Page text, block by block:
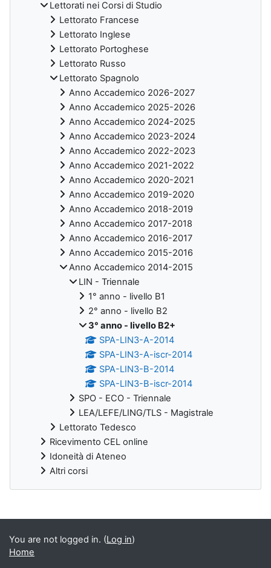
Lettorati nei Corsi di Studio
Lettorato Francese
Lettorato Inglese
Lettorato Portoghese
Lettorato Russo
Lettorato Spagnolo
Anno Accademico 2026-2027
Anno Accademico 2025-2026
Anno Accademico 2024-2025
Anno Accademico 2023-2024
Anno Accademico 2022-2023
Anno Accademico 2021-2022
Anno Accademico 2020-2021
Anno Accademico 2019-2020
Anno Accademico 2018-2019
Anno Accademico 2017-2018
Anno Accademico 2016-2017
Anno Accademico 2015-2016
Anno Accademico 2014-2015
LIN - Triennale
1° anno - livello B1
2° anno - livello B2
3° anno - livello B2+
SPA-LIN3-A-2014
SPA-LIN3-A-iscr-2014
SPA-LIN3-B-2014
SPA-LIN3-B-iscr-2014
SPO - ECO - Triennale
LEA/LEFE/LING/TLS - Magistrale
Lettorato Tedesco
Ricevimento CEL online
Idoneità di Ateneo
Altri corsi
Supplementary blocks
You are not logged in. (Log in)
Home